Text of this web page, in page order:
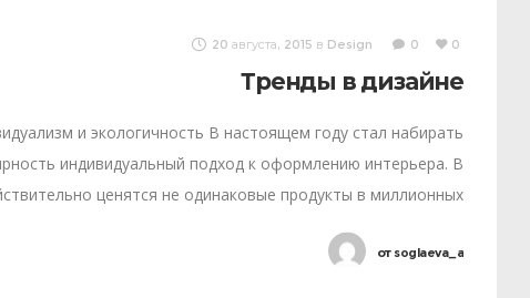
20 августа, 2015 в Design 0 0
Тренды в дизайне
и экологичность В настоящем году стал набирать
индивидуальный подход к оформлению интерьера. В
ценятся не одинаковые продукты в миллионных
личных
отsoglaeva_a